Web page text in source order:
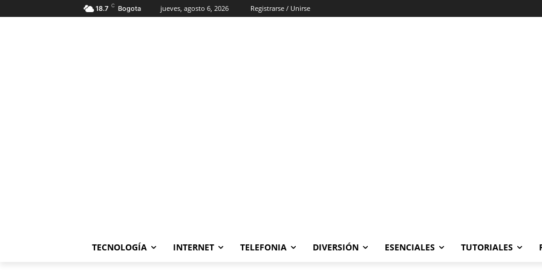
18.7 C Bogota jueves, agosto 6, 2026 Registrarse / Unirse
TECNOLOGÍA INTERNET TELEFONIA DIVERSIÓN ESENCIALES TUTORIALES